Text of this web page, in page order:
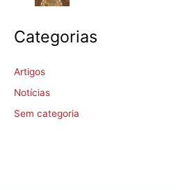
Categorias
Artigos
Notícias
Sem categoria